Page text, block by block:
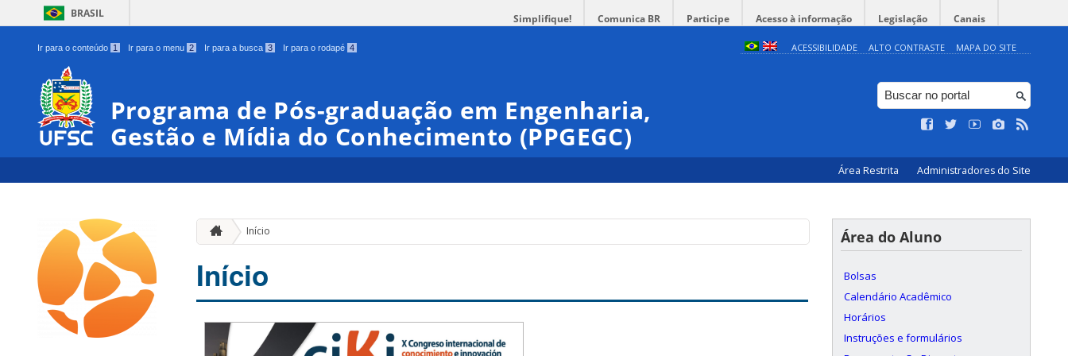
BRASIL Simplifique! Comunica BR Participe Acesso à informação Legislação Canais
Ir para o conteúdo 1 Ir para o menu 2 Ir para a busca 3 Ir para o rodapé 4 ACESSIBILIDADE ALTO CONTRASTE MAPA DO SITE
Programa de Pós-graduação em Engenharia,
Gestão e Mídia do Conhecimento (PPGEGC)
Área Restrita Administradores do Site
Início
Início
00:00
01:00
Área do Aluno
Bolsas
Calendário Acadêmico
Horários
Instruções e formulários